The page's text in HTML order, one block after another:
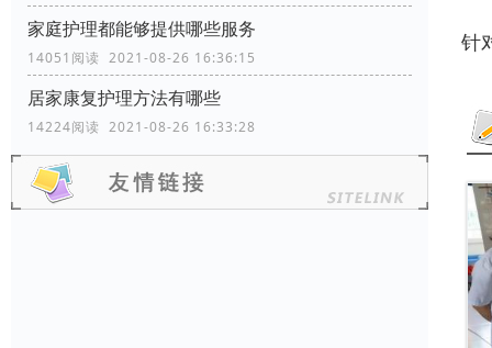
家庭护理都能够提供哪些服务
14051阅读 2021-08-26 16:36:15
居家康复护理方法有哪些
14224阅读 2021-08-26 16:33:28
针